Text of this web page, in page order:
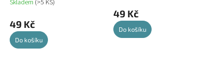
Skladem (>5 KS)
49 Kč
Do košíku
49 Kč
Do košíku